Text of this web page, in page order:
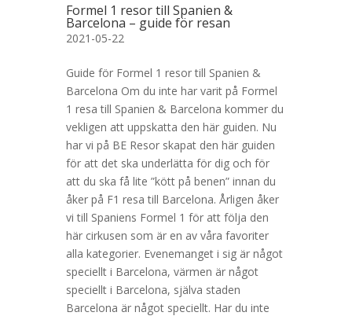
Formel 1 resor till Spanien &
Barcelona – guide för resan
2021-05-22
Guide för Formel 1 resor till Spanien &
Barcelona Om du inte har varit på Formel
1 resa till Spanien & Barcelona kommer du
vekligen att uppskatta den här guiden. Nu
har vi på BE Resor skapat den här guiden
för att det ska underlätta för dig och för
att du ska få lite ”kött på benen” innan du
åker på F1 resa till Barcelona. Årligen åker
vi till Spaniens Formel 1 för att följa den
här cirkusen som är en av våra favoriter
alla kategorier. Evenemanget i sig är något
speciellt i Barcelona, värmen är något
speciellt i Barcelona, själva staden
Barcelona är något speciellt. Har du inte